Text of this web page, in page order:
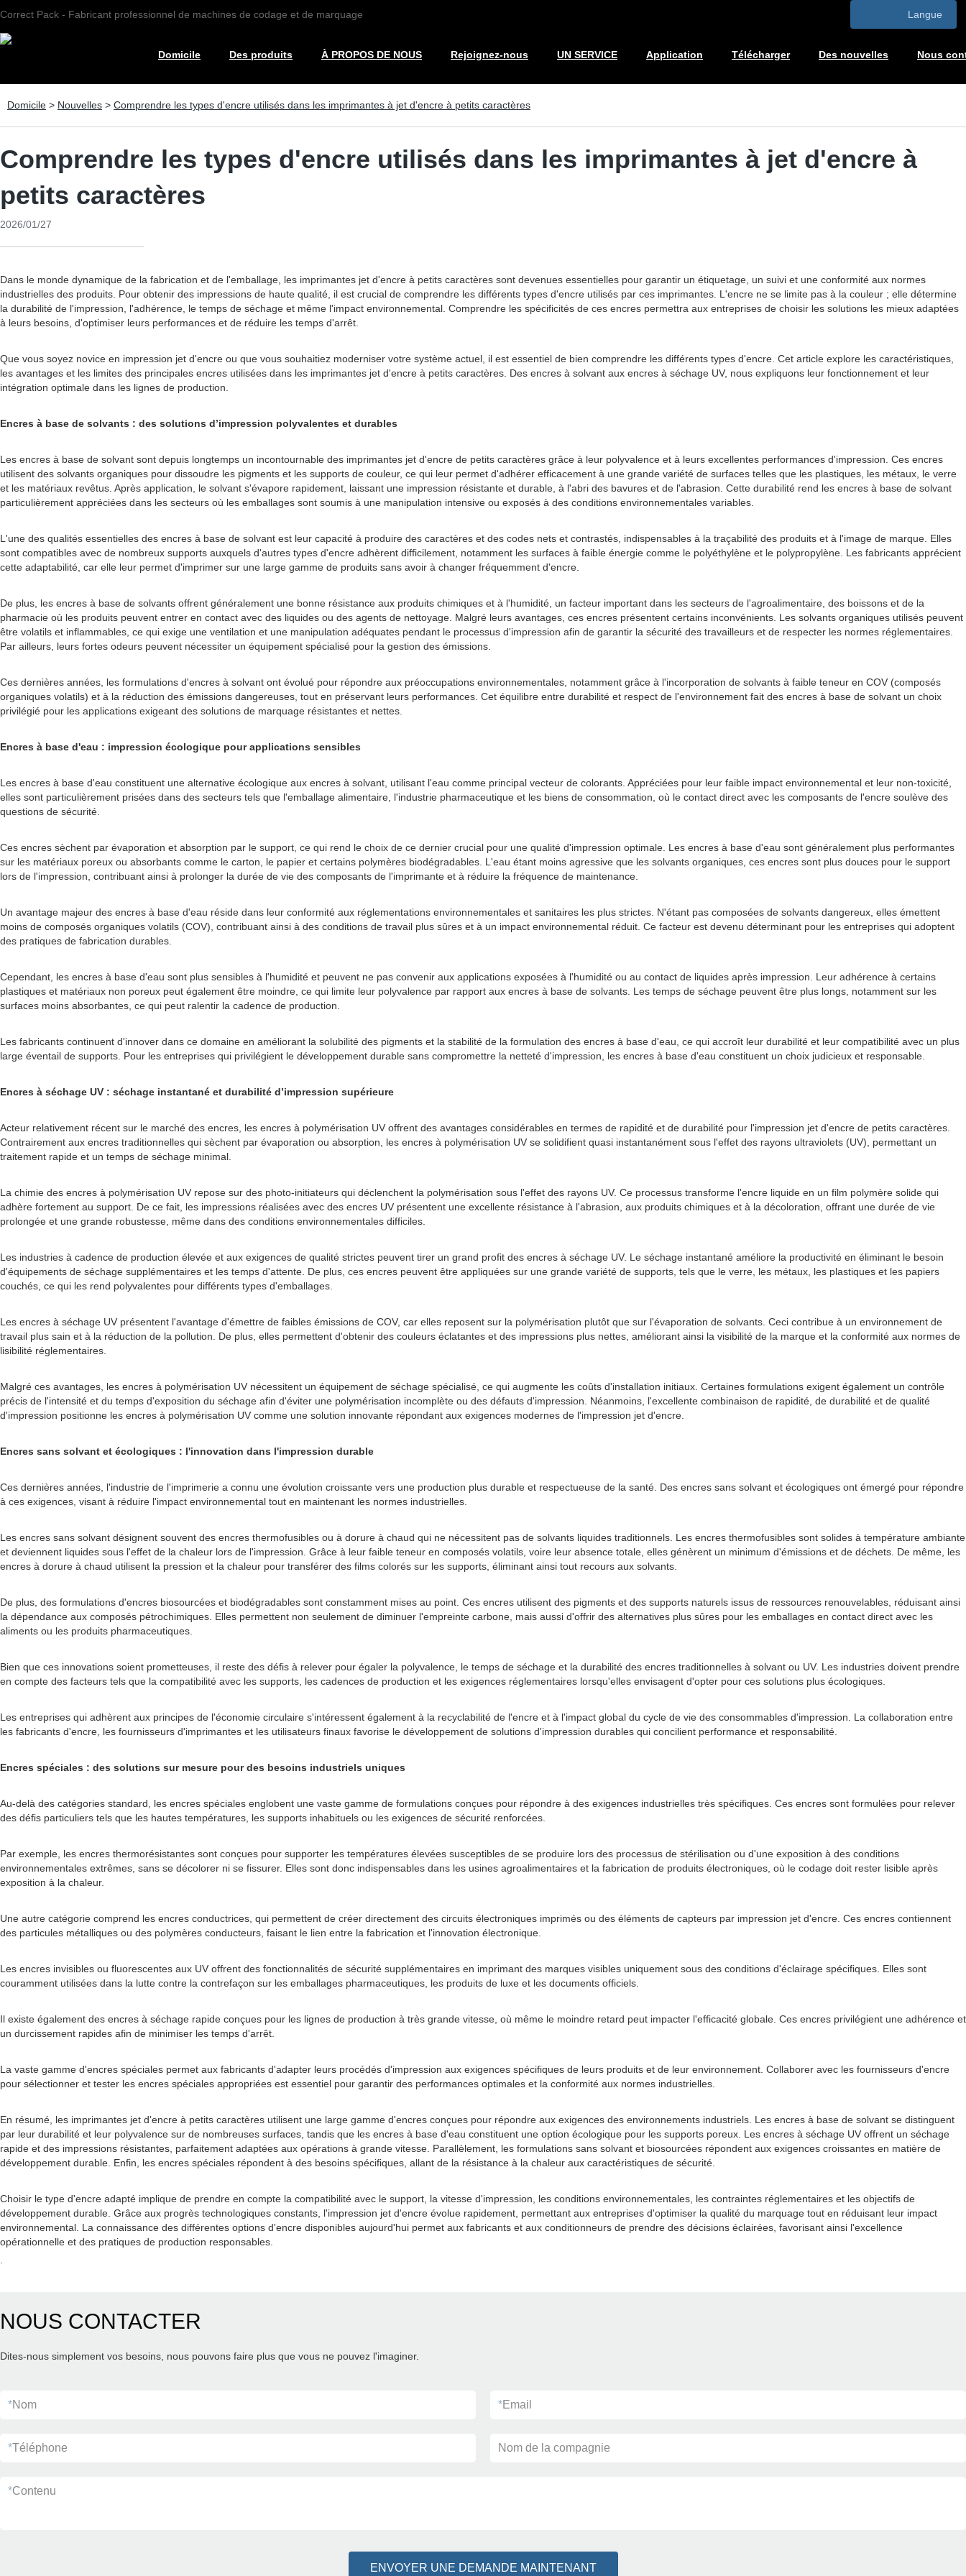
Correct Pack - Fabricant professionnel de machines de codage et de marquage Langue
Domicile Des produits À PROPOS DE NOUS Rejoignez-nous UN SERVICE Application Télécharger Des nouvelles Nous
Domicile > Nouvelles > Comprendre les types d'encre utilisés dans les imprimantes à jet d'encre à petits caractères
Comprendre les types d'encre utilisés dans les imprimantes à jet d'encre à
petits caractères
2026/01/27
Dans le monde dynamique de la fabrication et de l'emballage, les imprimantes jet d'encre à petits caractères sont devenues essentielles pour garantir un étiquetage, un suivi et une conformité aux normes
industrielles des produits. Pour obtenir des impressions de haute qualité, il est crucial de comprendre les différents types d'encre utilisés par ces imprimantes. L'encre ne se limite pas à la couleur ; elle détermine
la durabilité de l'impression, l'adhérence, le temps de séchage et même l'impact environnemental. Comprendre les spécificités de ces encres permettra aux entreprises de choisir les solutions les mieux adaptées
à leurs besoins, d'optimiser leurs performances et de réduire les temps d'arrêt.
Que vous soyez novice en impression jet d'encre ou que vous souhaitiez moderniser votre système actuel, il est essentiel de bien comprendre les différents types d'encre. Cet article explore les caractéristiques,
les avantages et les limites des principales encres utilisées dans les imprimantes jet d'encre à petits caractères. Des encres à solvant aux encres à séchage UV, nous expliquons leur fonctionnement et leur
intégration optimale dans les lignes de production.
Encres à base de solvants : des solutions d’impression polyvalentes et durables
Les encres à base de solvant sont depuis longtemps un incontournable des imprimantes jet d'encre de petits caractères grâce à leur polyvalence et à leurs excellentes performances d'impression. Ces encres
utilisent des solvants organiques pour dissoudre les pigments et les supports de couleur, ce qui leur permet d'adhérer efficacement à une grande variété de surfaces telles que les plastiques, les métaux, le verre
et les matériaux revêtus. Après application, le solvant s'évapore rapidement, laissant une impression résistante et durable, à l'abri des bavures et de l'abrasion. Cette durabilité rend les encres à base de solvant
particulièrement appréciées dans les secteurs où les emballages sont soumis à une manipulation intensive ou exposés à des conditions environnementales variables.
L'une des qualités essentielles des encres à base de solvant est leur capacité à produire des caractères et des codes nets et contrastés, indispensables à la traçabilité des produits et à l'image de marque. Elles
sont compatibles avec de nombreux supports auxquels d'autres types d'encre adhèrent difficilement, notamment les surfaces à faible énergie comme le polyéthylène et le polypropylène. Les fabricants apprécient
cette adaptabilité, car elle leur permet d'imprimer sur une large gamme de produits sans avoir à changer fréquemment d'encre.
De plus, les encres à base de solvants offrent généralement une bonne résistance aux produits chimiques et à l'humidité, un facteur important dans les secteurs de l'agroalimentaire, des boissons et de la
pharmacie où les produits peuvent entrer en contact avec des liquides ou des agents de nettoyage. Malgré leurs avantages, ces encres présentent certains inconvénients. Les solvants organiques utilisés peuvent
être volatils et inflammables, ce qui exige une ventilation et une manipulation adéquates pendant le processus d'impression afin de garantir la sécurité des travailleurs et de respecter les normes réglementaires.
Par ailleurs, leurs fortes odeurs peuvent nécessiter un équipement spécialisé pour la gestion des émissions.
Ces dernières années, les formulations d'encres à solvant ont évolué pour répondre aux préoccupations environnementales, notamment grâce à l'incorporation de solvants à faible teneur en COV (composés
organiques volatils) et à la réduction des émissions dangereuses, tout en préservant leurs performances. Cet équilibre entre durabilité et respect de l'environnement fait des encres à base de solvant un choix
privilégié pour les applications exigeant des solutions de marquage résistantes et nettes.
Encres à base d'eau : impression écologique pour applications sensibles
Les encres à base d'eau constituent une alternative écologique aux encres à solvant, utilisant l'eau comme principal vecteur de colorants. Appréciées pour leur faible impact environnemental et leur non-toxicité,
elles sont particulièrement prisées dans des secteurs tels que l'emballage alimentaire, l'industrie pharmaceutique et les biens de consommation, où le contact direct avec les composants de l'encre soulève des
questions de sécurité.
Ces encres sèchent par évaporation et absorption par le support, ce qui rend le choix de ce dernier crucial pour une qualité d'impression optimale. Les encres à base d'eau sont généralement plus performantes
sur les matériaux poreux ou absorbants comme le carton, le papier et certains polymères biodégradables. L'eau étant moins agressive que les solvants organiques, ces encres sont plus douces pour le support
lors de l'impression, contribuant ainsi à prolonger la durée de vie des composants de l'imprimante et à réduire la fréquence de maintenance.
Un avantage majeur des encres à base d'eau réside dans leur conformité aux réglementations environnementales et sanitaires les plus strictes. N'étant pas composées de solvants dangereux, elles émettent
moins de composés organiques volatils (COV), contribuant ainsi à des conditions de travail plus sûres et à un impact environnemental réduit. Ce facteur est devenu déterminant pour les entreprises qui adoptent
des pratiques de fabrication durables.
Cependant, les encres à base d'eau sont plus sensibles à l'humidité et peuvent ne pas convenir aux applications exposées à l'humidité ou au contact de liquides après impression. Leur adhérence à certains
plastiques et matériaux non poreux peut également être moindre, ce qui limite leur polyvalence par rapport aux encres à base de solvants. Les temps de séchage peuvent être plus longs, notamment sur les
surfaces moins absorbantes, ce qui peut ralentir la cadence de production.
Les fabricants continuent d'innover dans ce domaine en améliorant la solubilité des pigments et la stabilité de la formulation des encres à base d'eau, ce qui accroît leur durabilité et leur compatibilité avec un plus
large éventail de supports. Pour les entreprises qui privilégient le développement durable sans compromettre la netteté d'impression, les encres à base d'eau constituent un choix judicieux et responsable.
Encres à séchage UV : séchage instantané et durabilité d’impression supérieure
Acteur relativement récent sur le marché des encres, les encres à polymérisation UV offrent des avantages considérables en termes de rapidité et de durabilité pour l'impression jet d'encre de petits caractères.
Contrairement aux encres traditionnelles qui sèchent par évaporation ou absorption, les encres à polymérisation UV se solidifient quasi instantanément sous l'effet des rayons ultraviolets (UV), permettant un
traitement rapide et un temps de séchage minimal.
La chimie des encres à polymérisation UV repose sur des photo-initiateurs qui déclenchent la polymérisation sous l'effet des rayons UV. Ce processus transforme l'encre liquide en un film polymère solide qui
adhère fortement au support. De ce fait, les impressions réalisées avec des encres UV présentent une excellente résistance à l'abrasion, aux produits chimiques et à la décoloration, offrant une durée de vie
prolongée et une grande robustesse, même dans des conditions environnementales difficiles.
Les industries à cadence de production élevée et aux exigences de qualité strictes peuvent tirer un grand profit des encres à séchage UV. Le séchage instantané améliore la productivité en éliminant le besoin
d'équipements de séchage supplémentaires et les temps d'attente. De plus, ces encres peuvent être appliquées sur une grande variété de supports, tels que le verre, les métaux, les plastiques et les papiers
couchés, ce qui les rend polyvalentes pour différents types d'emballages.
Les encres à séchage UV présentent l'avantage d'émettre de faibles émissions de COV, car elles reposent sur la polymérisation plutôt que sur l'évaporation de solvants. Ceci contribue à un environnement de
travail plus sain et à la réduction de la pollution. De plus, elles permettent d'obtenir des couleurs éclatantes et des impressions plus nettes, améliorant ainsi la visibilité de la marque et la conformité aux normes de
lisibilité réglementaires.
Malgré ces avantages, les encres à polymérisation UV nécessitent un équipement de séchage spécialisé, ce qui augmente les coûts d'installation initiaux. Certaines formulations exigent également un contrôle
précis de l'intensité et du temps d'exposition du séchage afin d'éviter une polymérisation incomplète ou des défauts d'impression. Néanmoins, l'excellente combinaison de rapidité, de durabilité et de qualité
d'impression positionne les encres à polymérisation UV comme une solution innovante répondant aux exigences modernes de l'impression jet d'encre.
Encres sans solvant et écologiques : l'innovation dans l'impression durable
Ces dernières années, l'industrie de l'imprimerie a connu une évolution croissante vers une production plus durable et respectueuse de la santé. Des encres sans solvant et écologiques ont émergé pour répondre
à ces exigences, visant à réduire l'impact environnemental tout en maintenant les normes industrielles.
Les encres sans solvant désignent souvent des encres thermofusibles ou à dorure à chaud qui ne nécessitent pas de solvants liquides traditionnels. Les encres thermofusibles sont solides à température ambiante
et deviennent liquides sous l'effet de la chaleur lors de l'impression. Grâce à leur faible teneur en composés volatils, voire leur absence totale, elles génèrent un minimum d'émissions et de déchets. De même, les
encres à dorure à chaud utilisent la pression et la chaleur pour transférer des films colorés sur les supports, éliminant ainsi tout recours aux solvants.
De plus, des formulations d'encres biosourcées et biodégradables sont constamment mises au point. Ces encres utilisent des pigments et des supports naturels issus de ressources renouvelables, réduisant ainsi
la dépendance aux composés pétrochimiques. Elles permettent non seulement de diminuer l'empreinte carbone, mais aussi d'offrir des alternatives plus sûres pour les emballages en contact direct avec les
aliments ou les produits pharmaceutiques.
Bien que ces innovations soient prometteuses, il reste des défis à relever pour égaler la polyvalence, le temps de séchage et la durabilité des encres traditionnelles à solvant ou UV. Les industries doivent prendre
en compte des facteurs tels que la compatibilité avec les supports, les cadences de production et les exigences réglementaires lorsqu'elles envisagent d'opter pour ces solutions plus écologiques.
Les entreprises qui adhèrent aux principes de l'économie circulaire s'intéressent également à la recyclabilité de l'encre et à l'impact global du cycle de vie des consommables d'impression. La collaboration entre
les fabricants d'encre, les fournisseurs d'imprimantes et les utilisateurs finaux favorise le développement de solutions d'impression durables qui concilient performance et responsabilité.
Encres spéciales : des solutions sur mesure pour des besoins industriels uniques
Au-delà des catégories standard, les encres spéciales englobent une vaste gamme de formulations conçues pour répondre à des exigences industrielles très spécifiques. Ces encres sont formulées pour relever
des défis particuliers tels que les hautes températures, les supports inhabituels ou les exigences de sécurité renforcées.
Par exemple, les encres thermorésistantes sont conçues pour supporter les températures élevées susceptibles de se produire lors des processus de stérilisation ou d'une exposition à des conditions
environnementales extrêmes, sans se décolorer ni se fissurer. Elles sont donc indispensables dans les usines agroalimentaires et la fabrication de produits électroniques, où le codage doit rester lisible après
exposition à la chaleur.
Une autre catégorie comprend les encres conductrices, qui permettent de créer directement des circuits électroniques imprimés ou des éléments de capteurs par impression jet d'encre. Ces encres contiennent
des particules métalliques ou des polymères conducteurs, faisant le lien entre la fabrication et l'innovation électronique.
Les encres invisibles ou fluorescentes aux UV offrent des fonctionnalités de sécurité supplémentaires en imprimant des marques visibles uniquement sous des conditions d'éclairage spécifiques. Elles sont
couramment utilisées dans la lutte contre la contrefaçon sur les emballages pharmaceutiques, les produits de luxe et les documents officiels.
Il existe également des encres à séchage rapide conçues pour les lignes de production à très grande vitesse, où même le moindre retard peut impacter l'efficacité globale. Ces encres privilégient une adhérence et
un durcissement rapides afin de minimiser les temps d'arrêt.
La vaste gamme d'encres spéciales permet aux fabricants d'adapter leurs procédés d'impression aux exigences spécifiques de leurs produits et de leur environnement. Collaborer avec les fournisseurs d'encre
pour sélectionner et tester les encres spéciales appropriées est essentiel pour garantir des performances optimales et la conformité aux normes industrielles.
En résumé, les imprimantes jet d'encre à petits caractères utilisent une large gamme d'encres conçues pour répondre aux exigences des environnements industriels. Les encres à base de solvant se distinguent
par leur durabilité et leur polyvalence sur de nombreuses surfaces, tandis que les encres à base d'eau constituent une option écologique pour les supports poreux. Les encres à séchage UV offrent un séchage
rapide et des impressions résistantes, parfaitement adaptées aux opérations à grande vitesse. Parallèlement, les formulations sans solvant et biosourcées répondent aux exigences croissantes en matière de
développement durable. Enfin, les encres spéciales répondent à des besoins spécifiques, allant de la résistance à la chaleur aux caractéristiques de sécurité.
Choisir le type d'encre adapté implique de prendre en compte la compatibilité avec le support, la vitesse d'impression, les conditions environnementales, les contraintes réglementaires et les objectifs de
développement durable. Grâce aux progrès technologiques constants, l'impression jet d'encre évolue rapidement, permettant aux entreprises d'optimiser la qualité du marquage tout en réduisant leur impact
environnemental. La connaissance des différentes options d'encre disponibles aujourd'hui permet aux fabricants et aux conditionneurs de prendre des décisions éclairées, favorisant ainsi l'excellence
opérationnelle et des pratiques de production responsables.
NOUS CONTACTER
Dites-nous simplement vos besoins, nous pouvons faire plus que vous ne pouvez l'imaginer.
*Nom *Email
*Téléphone Nom de la compagnie
*Contenu
ENVOYER UNE DEMANDE MAINTENANT